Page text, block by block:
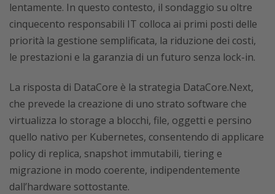
lentamente. In questo contesto, il sondaggio su oltre
cinquecento responsabili IT colloca ai primi posti delle
priorità la gestione semplificata, la riduzione dei costi,
le prestazioni e la garanzia di un futuro senza lock-in.
La risposta di DataCore è la strategia DataCore.Next,
che prevede la creazione di uno strato software che
virtualizza lo storage a blocchi, file, oggetti e persino
quello nativo per Kubernetes, consentendo di applicare
policy di replica, snapshot immutabili, tiering e
migrazione in modo coerente, indipendentemente
dall’hardware sottostante.